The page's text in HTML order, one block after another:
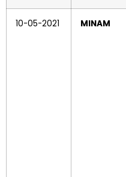
10-05-2021 MINAM